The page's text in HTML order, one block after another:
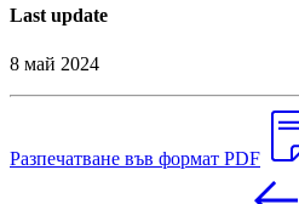
Last update
8 май 2024
Разпечатване във формат PDF